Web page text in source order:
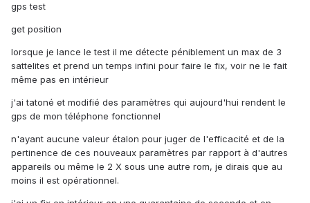
gps test
get position
lorsque je lance le test il me détecte péniblement un max de 3
sattelites et prend un temps infini pour faire le fix, voir ne le fait
même pas en intérieur
j'ai tatoné et modifié des paramètres qui aujourd'hui rendent le
gps de mon téléphone fonctionnel
n'ayant aucune valeur étalon pour juger de l'efficacité et de la
pertinence de ces nouveaux paramètres par rapport à d'autres
appareils ou même le 2 X sous une autre rom, je dirais que au
moins il est opérationnel.